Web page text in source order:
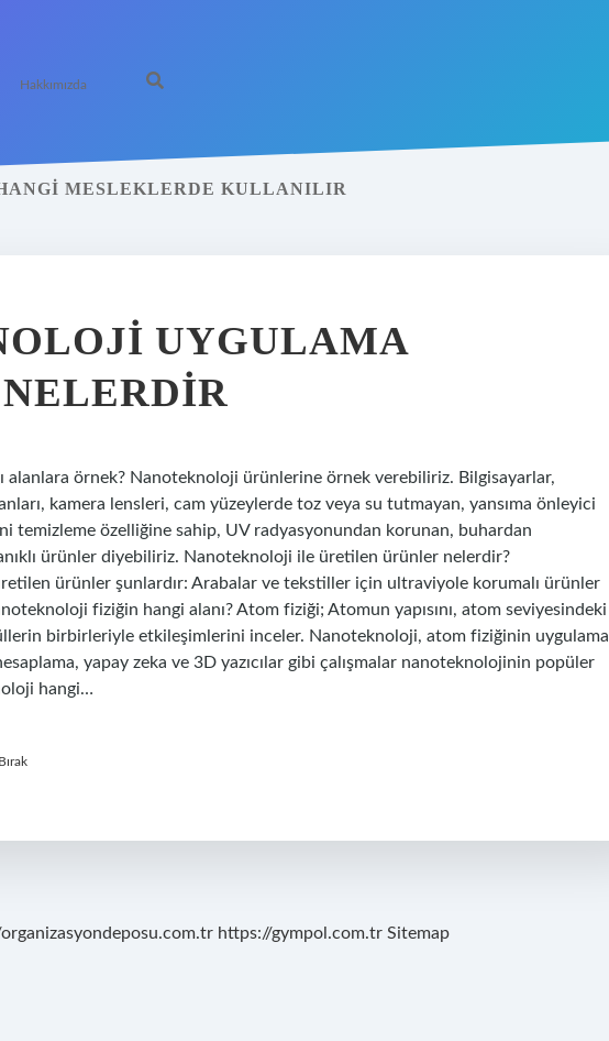
Hakkımızda
MESLEKLERDE KULLANILIR
UYGULAMA
alanlara örnek? Nanoteknoloji ürünlerine örnek verebiliriz. Bilgisayarlar,
kamera lensleri, cam yüzeylerde toz veya su tutmayan, yansıma önleyici
temizleme özelliğine sahip, UV radyasyonundan korunan, buhardan
ürünler diyebiliriz. Nanoteknoloji ile üretilen ürünler nelerdir?
ürünler şunlardır: Arabalar ve tekstiller için ultraviyole korumalı ürünler
fiziğin hangi alanı? Atom fiziği; Atomun yapısını, atom seviyesindeki
birbirleriyle etkileşimlerini inceler. Nanoteknoloji, atom fiziğinin uygulama
yapay zeka ve 3D yazıcılar gibi çalışmalar nanoteknolojinin popüler
hangi…
https://gympol.com.tr Sitemap